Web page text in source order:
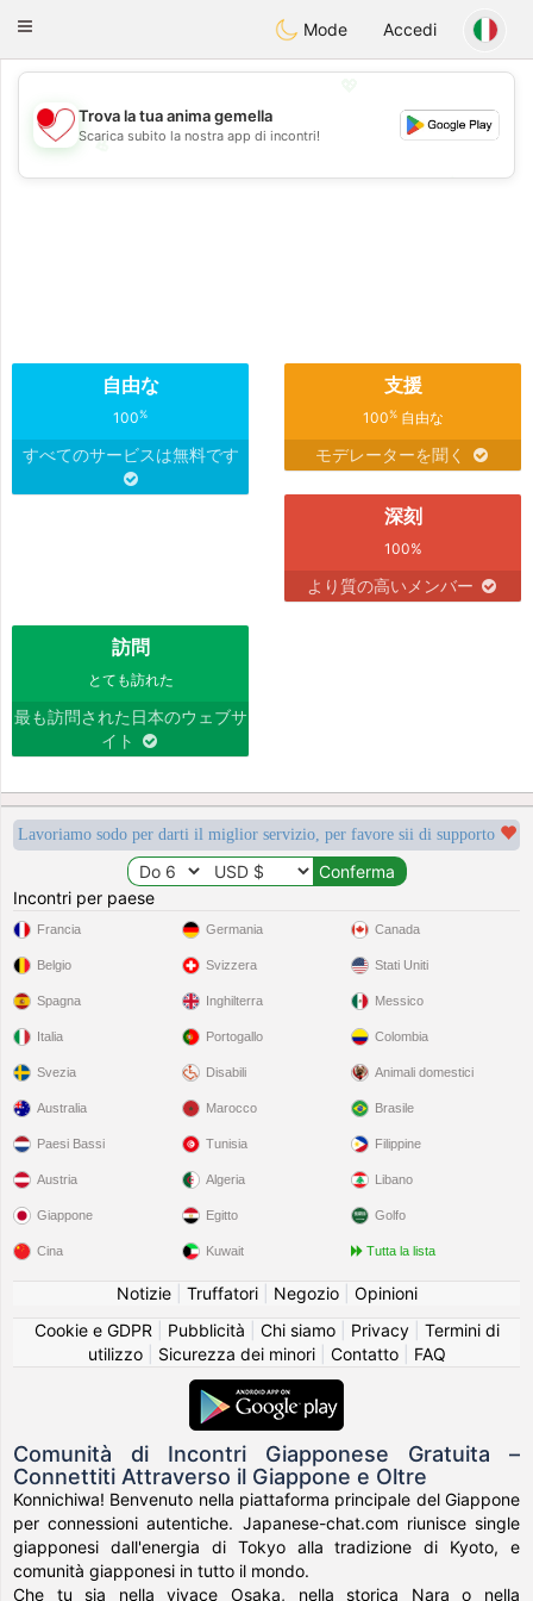
日本Chat
Toggle
Mode Accedi
💖
💕
Trova la tua anima gemella
Scarica subito la nostra app di incontri!
自由な
100%
すべてのサービスは無料です
支援
100%自由な
モデレーターを聞く
深刻
100%
より質の高いメンバー
訪問
とても訪れた
最も訪問された日本のウェブサ
イト
Lavoriamo sodo per darti il miglior servizio, per favore sii di supporto
Incontri per paese
Francia
Belgio
Spagna
Italia
Svezia
Germania
Svizzera
Inghilterra
Portogallo
Disabili
Canada
Stati Uniti
Messico
Colombia
Animali domestici
Australia
Paesi Bassi
Austria
Giappone
Cina
Marocco
Tunisia
Algeria
Egitto
Kuwait
Brasile
Filippine
Libano
Golfo
Tutta la lista
Notizie| Truffatori| Negozio| Opinioni
Cookie e GDPR
Pubblicità Chi siamo| Privacy| Termini di
utilizzo| Sicurezza dei minori| Contatto| FAQ
Comunità di Incontri Giapponese Gratuita –
Connettiti Attraverso il Giappone e Oltre
Konnichiwa! Benvenuto nella piattaforma principale del Giappone
per connessioni autentiche. Japanese-chat.com riunisce single
giapponesi dall'energia di Tokyo alla tradizione di Kyoto, e
comunità giapponesi in tutto il mondo.
Che tu sia nella vivace Osaka, nella storica Nara o nella